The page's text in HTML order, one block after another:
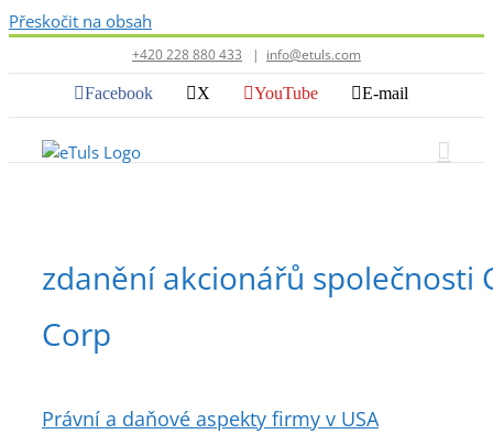
Přeskočit na obsah
+420 228 880 433 | info@etuls.com
Facebook X YouTube E-mail
zdanění akcionářů společnosti
Corp
Právní a daňové aspekty firmy v USA